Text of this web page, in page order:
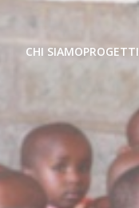
CHI SIAMOPROGETTI